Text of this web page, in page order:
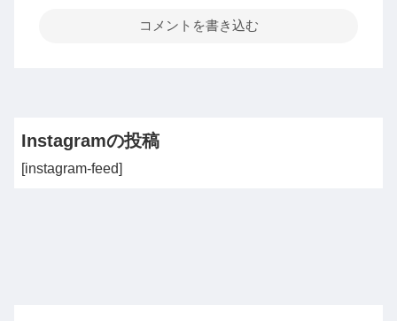
コメントを書き込む
Instagramの投稿
[instagram-feed]